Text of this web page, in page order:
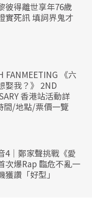
彼得離世享年76歲
實死訊 填詞界鬼才
FANMEETING 《六
娶我？》 2ND
香港站活動詳
間/地點/票價一覽
4｜鄭家聲挑戰《愛
次爆Rap 臨危不亂一
獲讚「好型」